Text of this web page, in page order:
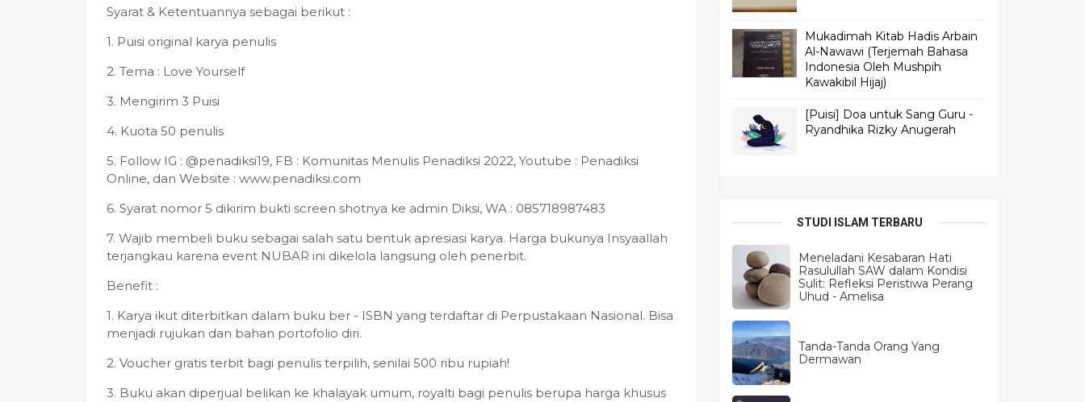
Syarat & Ketentuannya sebagai berikut :
1. Puisi original karya penulis
2. Tema : Love Yourself
3. Mengirim 3 Puisi
4. Kuota 50 penulis
5. Follow IG : @penadiksi19, FB : Komunitas Menulis Penadiksi 2022, Youtube : Penadiksi
Online, dan Website : www.penadiksi.com
6. Syarat nomor 5 dikirim bukti screen shotnya ke admin Diksi, WA : 085718987483
7. Wajib membeli buku sebagai salah satu bentuk apresiasi karya. Harga bukunya Insyaallah
terjangkau karena event NUBAR ini dikelola langsung oleh penerbit.
Benefit :
1. Karya ikut diterbitkan dalam buku ber - ISBN yang terdaftar di Perpustakaan Nasional. Bisa
menjadi rujukan dan bahan portofolio diri.
2. Voucher gratis terbit bagi penulis terpilih, senilai 500 ribu rupiah!
3. Buku akan diperjual belikan ke khalayak umum, royalti bagi penulis berupa harga khusus
Mukadimah Kitab Hadis Arbain
Al-Nawawi (Terjemah Bahasa
Indonesia Oleh Mushpih
Kawakibil Hijaj)
[Puisi] Doa untuk Sang Guru -
Ryandhika Rizky Anugerah
STUDI ISLAM TERBARU
Meneladani Kesabaran Hati
Rasulullah SAW dalam Kondisi
Sulit: Refleksi Peristiwa Perang
Uhud - Amelisa
Tanda-Tanda Orang Yang
Dermawan